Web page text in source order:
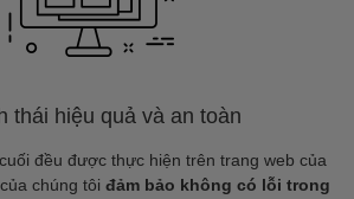
thái hiệu quả và an toàn
đều được thực hiện trên trang web của
chúng tôi đảm bảo không có lỗi trong